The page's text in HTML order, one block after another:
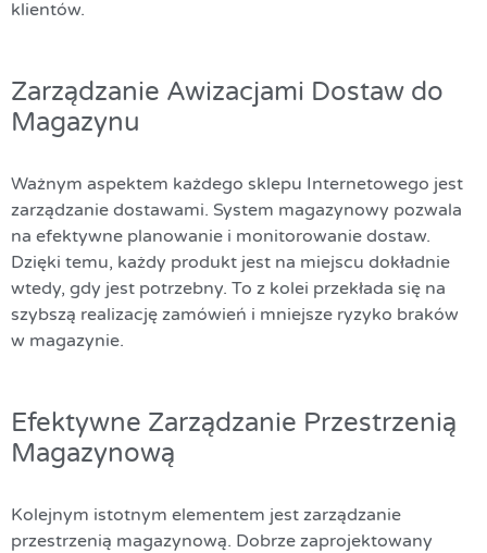
klientów.
Zarządzanie Awizacjami Dostaw do
Magazynu
Ważnym aspektem każdego sklepu Internetowego jest
zarządzanie dostawami. System magazynowy pozwala
na efektywne planowanie i monitorowanie dostaw.
Dzięki temu, każdy produkt jest na miejscu dokładnie
wtedy, gdy jest potrzebny. To z kolei przekłada się na
szybszą realizację zamówień i mniejsze ryzyko braków
w magazynie.
Efektywne Zarządzanie Przestrzenią
Magazynową
Kolejnym istotnym elementem jest zarządzanie
przestrzenią magazynową. Dobrze zaprojektowany